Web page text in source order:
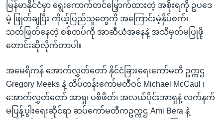
မြန်မာနိုင်ငံမှာ ရွေးကောက်တင်မြှောက်ထားတဲ့ အစိုးရကို ဥပဒေ
မဲ့ ဖြုတ်ချပြီး ကိုယ့်ပြည်သူတွေကို အကြောင်းမဲ့နှိပ်စက်၊
သတ်ဖြတ်နေတဲ့ စစ်တပ်ကို အာဆီယံအနေနဲ့ အသိမှတ်မပြုဖို့
တောင်းဆိုလိုက်တာပါ။
အမေရိကန် အောက်လွှတ်တော် နိုင်ငံခြားရေးကော်မတီ ဥက္ကဌ
Gregory Meeks နဲ့ ထိပ်တန်းကော်မတီဝင် Michael McCaul ၊
အောက်လွှတ်တော် အာရှ၊ ပစိဖိတ်၊ အလယ်ပိုင်းအာရှနဲ့ လက်နက်
မပြန့်ပွါးရေးဆိုင်ရာ ဆပ်ကော်မတီကဥက္ကဌ Ami Bera နဲ့